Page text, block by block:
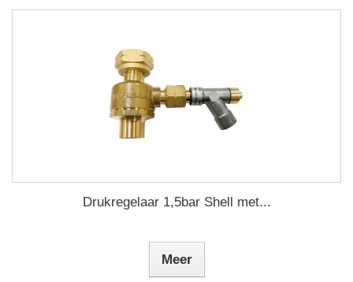
Drukregelaar 1,5bar Shell met...
Meer